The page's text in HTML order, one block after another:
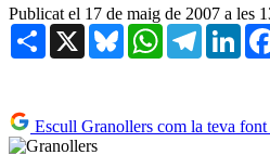
Publicat el 17 de maig de 2007 a les
Share X BlueskyWhatsAppTelegram
Escull Granollers com la teva